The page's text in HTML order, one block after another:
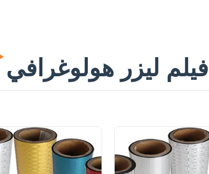
فيلم ليزر هولوغرافي